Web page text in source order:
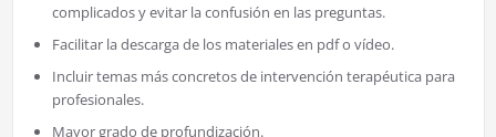
complicados y evitar la confusión en las preguntas.
Facilitar la descarga de los materiales en pdf o vídeo.
Incluir temas más concretos de intervención terapéutica para
profesionales.
Mayor grado de profundización.